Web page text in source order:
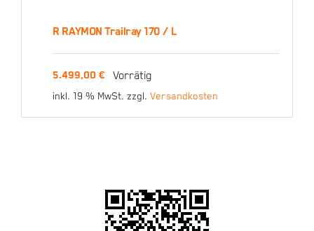
L
5.499,00€
R RAYMON Trailray 170 / L
5.499,00€ Vorrätig
inkl. 19 % MwSt. zzgl.Versandkosten